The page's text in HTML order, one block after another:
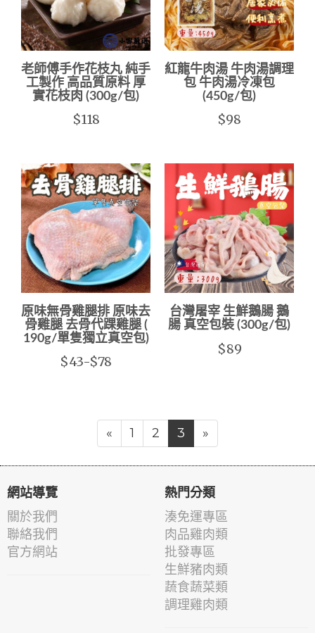
老師傅手作花枝丸 純手
工製作 高品質原料 厚
實花枝肉 (300g/包)
$118
紅龍牛肉湯 牛肉湯調理
包 牛肉湯冷凍包
(450g/包)
$98
原味無骨雞腿排 原味去
骨雞腿 去骨代踝雞腿 (
190g/單隻獨立真空包)
$43-$78
台灣屠宰 生鮮鵝腸 鵝
腸 真空包裝 (300g/包)
$89
« 1 2 3 »
網站導覽
關於我們
聯絡我們
官方網站
熱門分類
湊免運專區
肉品雞肉類
批發專區
生鮮豬肉類
蔬食蔬菜類
調理雞肉類